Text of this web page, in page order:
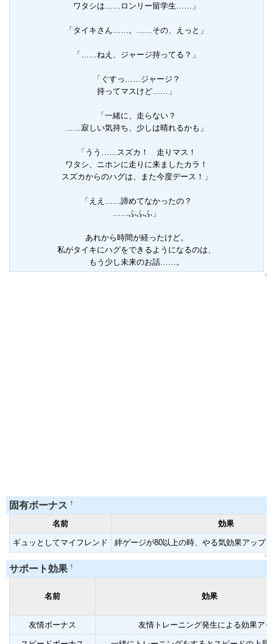
ワタシは……ロンリー留学生……」
「タイキさん……。……その、えっと」
「……ねえ、ジャージ持ってる？」
「ぐすっ……ジャージ？
持ってマスけど……」
「一緒に、走らない？
……寂しい気持ち、少しは晴れるかも」
「うう……スズカ！ 走りマス！
ワタシ、ニホンに走りに来ましたカラ！
スズカからのハグは、また今度デース！」
「ええ……諦めてなかったの？
……ふふふ」
あれから時間が経ったけど。
私がタイキにハグをできるようになるのは、
もう少し未来のお話……。
↑
固有ボーナス †
名前 効果
ギュッとしてマイフレンド 絆ゲージが80以上の時、やる気効果アップ
↑
サポート効果 †
名前 効果
友情ボーナス 友情トレーニング発生による効果ア